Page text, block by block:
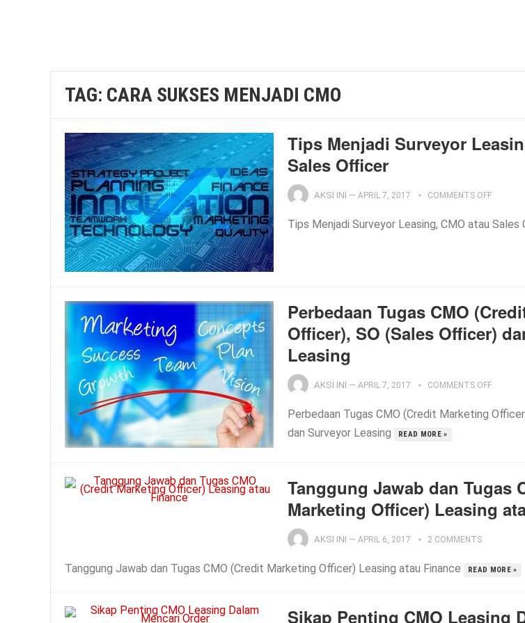
TAG: CARA SUKSES MENJADI CMO
Tips Menjadi Surveyor
Sales Officer
AKSI INI — APRIL 7, 2017 COMMENTS OFF
Tips Menjadi Surveyor Leasing, CMO atau Sales
Perbedaan Tugas CMO
Officer), SO (Sales Officer)
Leasing
AKSI INI — APRIL 7, 2017 COMMENTS OFF
Perbedaan Tugas CMO (Credit Marketing
dan Surveyor Leasing
READ MORE »
Tanggung Jawab dan Tugas
Marketing Officer) Leasing
AKSI INI — APRIL 6, 2017 2 COMMENTS
Tanggung Jawab dan Tugas CMO (Credit Marketing Officer) Leasing atau Finance READ MORE »
Sikap Penting CMO Leasing